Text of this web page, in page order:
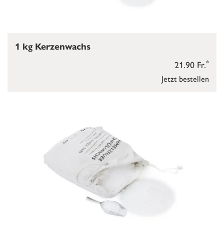
Jetzt bestellen
21.90 Fr.*
1 kg Kerzenwachs